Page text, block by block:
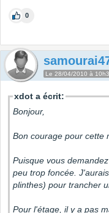
0
Le 28/04/2010 à
xdot a écrit:
Bonjour,
Bon courage pour cette
Puisque vous
peu trop foncée.
plinthes) pour trancher
Pour l'étage, il y a pas